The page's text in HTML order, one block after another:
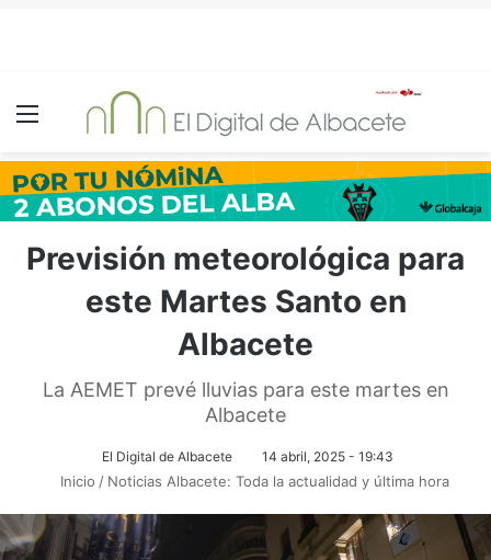
Menú
Previsión meteorológica para
este Martes Santo en
Albacete
La AEMET prevé lluvias para este martes en
Albacete
El Digital de Albacete 14 abril, 2025 - 19:43
Inicio / Noticias Albacete: Toda la actualidad y última hora